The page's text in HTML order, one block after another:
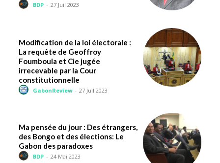
BDP - 27 Juil 2023
Modification de la loi électorale :
La requête de Geoffroy
Foumboula et Cie jugée
irrecevable par la Cour
constitutionnelle
GabonReview - 27 Juil 2023
Ma pensée du jour : Des étrangers,
des Bongo et des élections: Le
Gabon des paradoxes
BDP - 24 Mai 2023